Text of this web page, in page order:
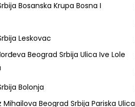
Bosanska Krupa Bosna I
Leskovac
Beograd Srbija Ulica Ive Lole
Bolonja
Beograd Srbija Pariska Ulica